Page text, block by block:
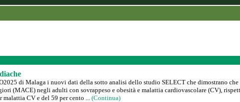
di Malaga i nuovi dati della sotto analisi dello studio SELECT che dimostrano
(MACE) negli adulti con sovrappeso e obesità e malattia cardiovascolare (CV),
CV e del 59 per cento ... (Continua)